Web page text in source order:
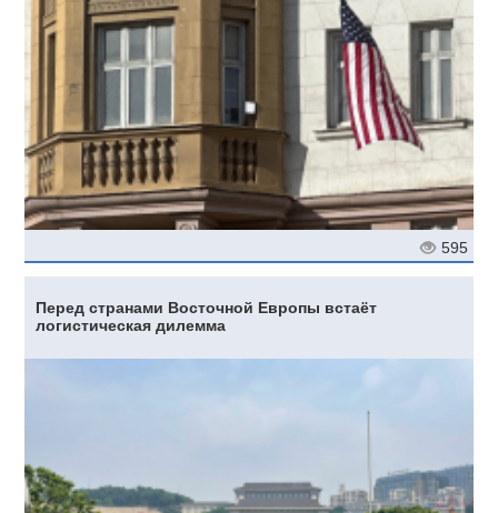
595
Перед странами Восточной Европы встаёт
логистическая дилемма